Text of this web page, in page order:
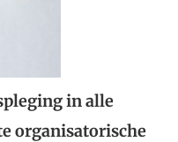
in alle
organisatorische